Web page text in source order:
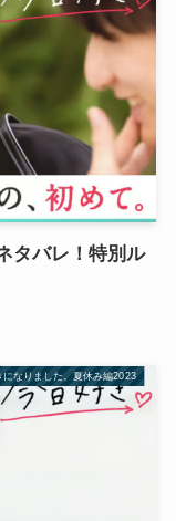
タバレ！特別ル
になりました。夏休み編2023